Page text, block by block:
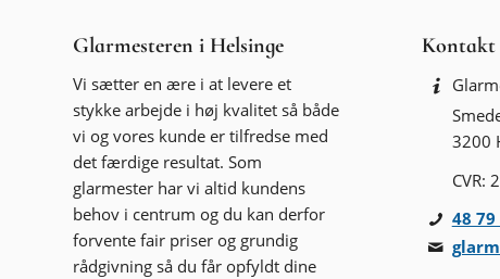
Glarmesteren i Helsinge
Vi sætter en ære i at levere et
stykke arbejde i høj kvalitet så både
vi og vores kunde er tilfredse med
det færdige resultat. Som
glarmester har vi altid kundens
behov i centrum og du kan derfor
forvente fair priser og grundig
rådgivning så du får opfyldt dine
Kontakt
3200
CVR:
48 79